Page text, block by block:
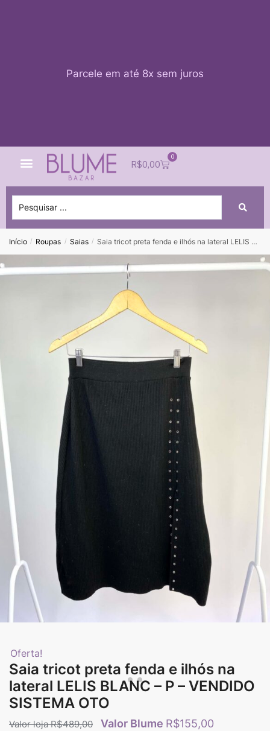
Parcele em até 8x sem juros
R$0,00
0
Início / Roupas / Saias / Saia tricot preta fenda e ilhós na lateral LELIS BLANC – P – VENDIDO SISTEMA OTO
Oferta!
Saia tricot preta fenda e ilhós na
lateral LELIS BLANC – P – VENDIDO
SISTEMA OTO
R$489,00 R$155,00